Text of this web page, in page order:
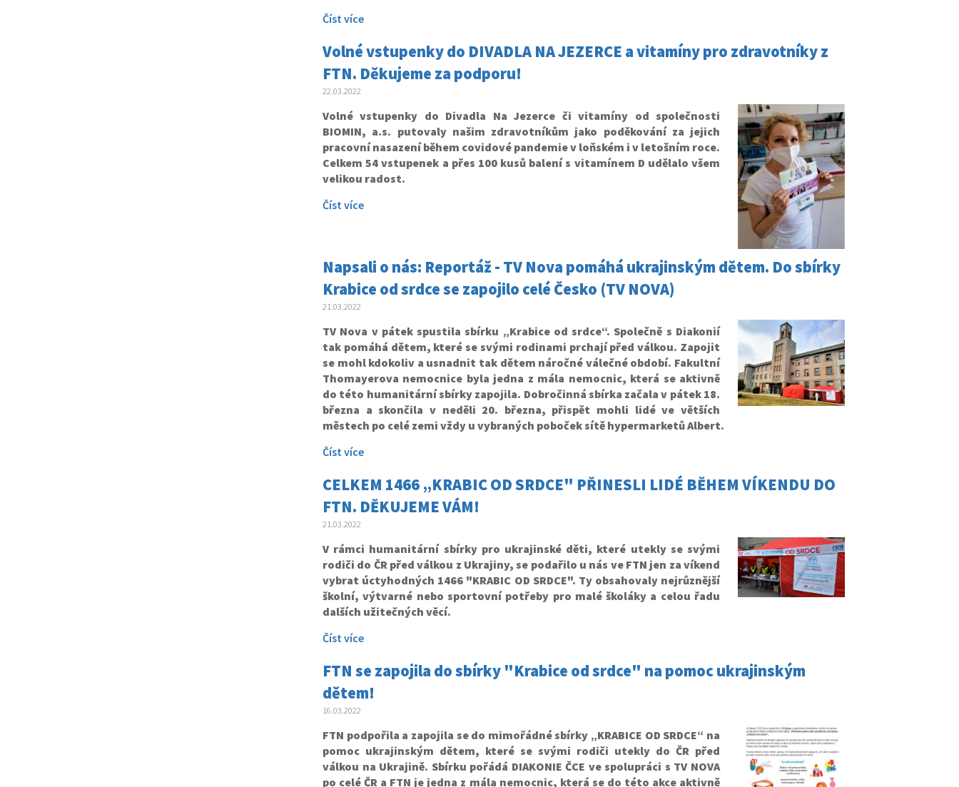
Číst více
Volné vstupenky do DIVADLA NA JEZERCE a vitamíny pro zdravotníky z
FTN. Děkujeme za podporu!
22.03.2022
Volné vstupenky do Divadla Na Jezerce či vitamíny od společnosti
BIOMIN, a.s. putovaly našim zdravotníkům jako poděkování za jejich
pracovní nasazení během covidové pandemie v loňském i v letošním roce.
Celkem 54 vstupenek a přes 100 kusů balení s vitamínem D udělalo všem
velikou radost.
Číst více
Napsali o nás: Reportáž - TV Nova pomáhá ukrajinským dětem. Do sbírky
Krabice od srdce se zapojilo celé Česko (TV NOVA)
21.03.2022
TV Nova v pátek spustila sbírku „Krabice od srdce“. Společně s Diakonií
tak pomáhá dětem, které se svými rodinami prchají před válkou. Zapojit
se mohl kdokoliv a usnadnit tak dětem náročné válečné období. Fakultní
Thomayerova nemocnice byla jedna z mála nemocnic, která se aktivně
do této humanitární sbírky zapojila. Dobročinná sbírka začala v pátek 18.
března a skončila v neděli 20. března, přispět mohli lidé ve větších
městech po celé zemi vždy u vybraných poboček sítě hypermarketů Albert.
Číst více
CELKEM 1466 „KRABIC OD SRDCE" PŘINESLI LIDÉ BĚHEM VÍKENDU DO
FTN. DĚKUJEME VÁM!
21.03.2022
V rámci humanitární sbírky pro ukrajinské děti, které utekly se svými
rodiči do ČR před válkou z Ukrajiny, se podařilo u nás ve FTN jen za víkend
vybrat úctyhodných 1466 "KRABIC OD SRDCE". Ty obsahovaly nejrůznější
školní, výtvarné nebo sportovní potřeby pro malé školáky a celou řadu
dalších užitečných věcí.
Číst více
FTN se zapojila do sbírky "Krabice od srdce" na pomoc ukrajinským
dětem!
16.03.2022
FTN podpořila a zapojila se do mimořádné sbírky „KRABICE OD SRDCE“ na
pomoc ukrajinským dětem, které se svými rodiči utekly do ČR před
válkou na Ukrajině. Sbírku pořádá DIAKONIE ČCE ve spolupráci s TV NOVA
po celé ČR a FTN je jedna z mála nemocnic, která se do této akce aktivně